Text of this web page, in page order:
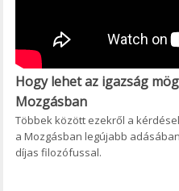
Hogy lehet az igazság
Mozgásban
Többek között ezekről a
a Mozgásban legújabb
díjas filozófussal.